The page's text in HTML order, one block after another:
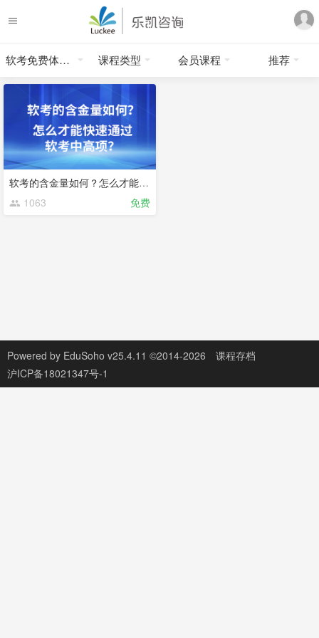
软考免费体验课程 课程类型 会员课程 推荐
软考的含金量如何？怎么才能快速通过软考中高项？
1063
免费
Powered by EduSoho v25.4.11 ©2014-2026
课程存档
沪ICP备18021347号-1